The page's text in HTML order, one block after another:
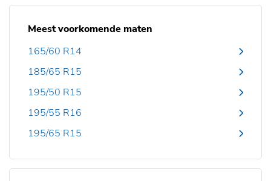
Meest voorkomende maten
165/60 R14
185/65 R15
195/50 R15
195/55 R16
195/65 R15